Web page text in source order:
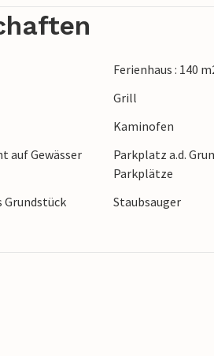
auch für Einheimische
Gaststätte, wo Sie
probieren können.
Ferienhaus : 140
Grill
Kaminofen
auf Gewässer
Parkplatz a.d.
Parkplätze
Staubsauger